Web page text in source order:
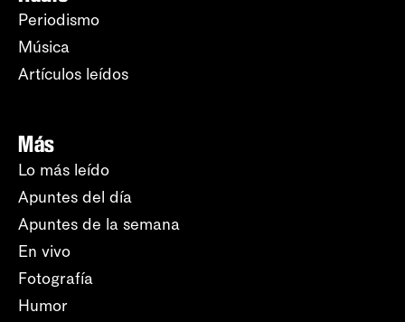
Periodismo
Música
Artículos leídos
Más
Lo más leído
Apuntes del día
Apuntes de la semana
En vivo
Fotografía
Humor